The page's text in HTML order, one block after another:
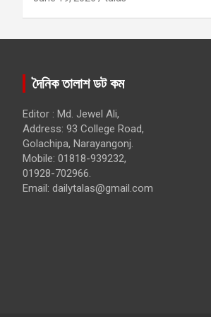
দৈনিক তালাশ ডট কম
Editor : Md. Jewel Ali,
Address: 93 College Road,
Golachipa, Narayangonj.
Mobile: 01818-939232,
01928-702966.
Email: dailytalas@gmail.com